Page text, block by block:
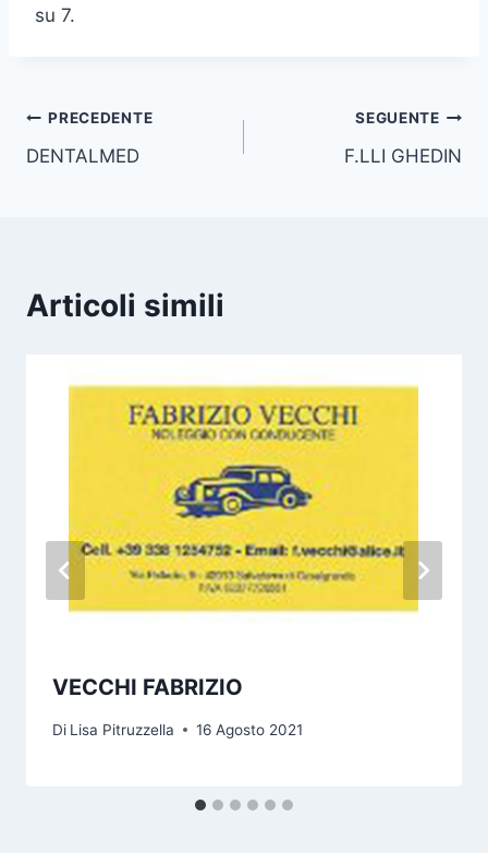
su 7.
Navigazione
articoli
PRECEDENTE
DENTALMED
SEGUENTE
F.LLI GHEDIN
Articoli simili
VECCHI FABRIZIO
Di Lisa Pitruzzella 16 Agosto 2021